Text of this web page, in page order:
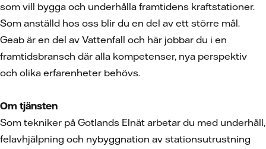
som vill bygga och underhålla framtidens kraftstationer.
Som anställd hos oss blir du en del av ett större mål.
Geab är en del av Vattenfall och här jobbar du i en
framtidsbransch där alla kompetenser, nya perspektiv
och olika erfarenheter behövs.
Om tjänsten
Som tekniker på Gotlands Elnät arbetar du med underhåll,
felavhjälpning och nybyggnation av stationsutrustning